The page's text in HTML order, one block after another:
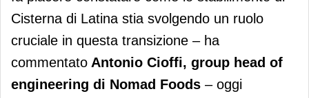
Cisterna di Latina stia svolgendo un ruolo
cruciale in questa transizione – ha
commentato Antonio Cioffi, group head of
engineering di Nomad Foods – oggi